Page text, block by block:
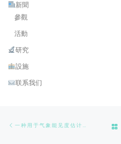
新聞
參觀
活動
研究
設施
联系我们
一种用于气象能见度估计的距离感知注意力框架